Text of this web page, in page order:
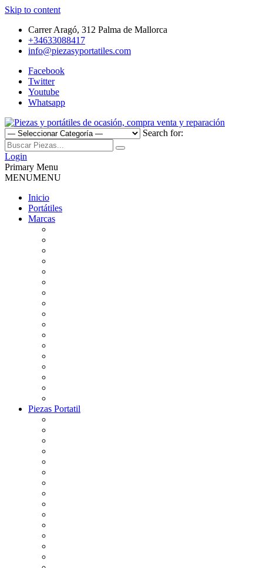
Skip to content
Carrer Aragó, 312 Palma de Mallorca
+34633088417
info@piezasyportatiles.com
Facebook
Twitter
Youtube
Whatsapp
Piezas y portátiles de ocasión,
compra venta y reparación
Todo lo que necesitas para reparar tu portatil, Pantallas, Teclas,
Teclados, Baterías, Carcasas, Placas, Gráficas, Procesadores,
Ventiladores
Search for:
Login
Primary Menu
MENUMENU
Inicio
Portátiles
Marcas
Piezas Portatil